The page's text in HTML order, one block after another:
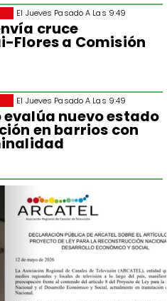
El Jueves Pasado A Las 9:49
cruce
Flores a Comisión
El Jueves Pasado A Las 9:49
evalúa nuevo estado
en barrios con